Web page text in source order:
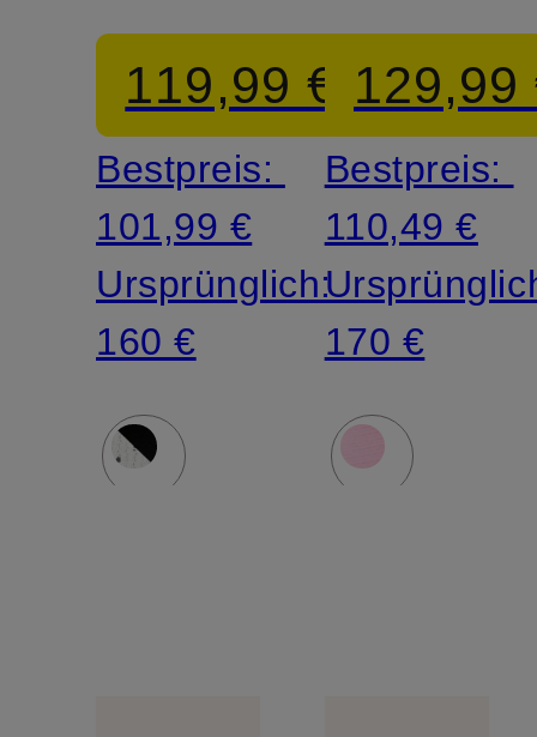
X4
119,99 €
Bestpreis:
101,99 €
Ursprünglich:
160 €
2
129,99
Bestpreis:
110,49 €
170 €